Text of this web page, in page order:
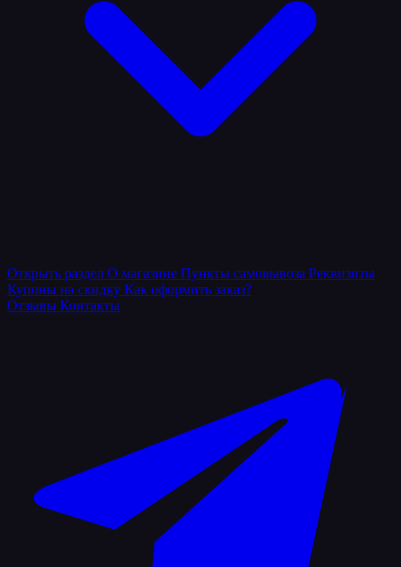
Открыть раздел О магазине Пункты самовывоза Реквизиты
Купоны на скидку Как оформить заказ?
Отзывы Контакты